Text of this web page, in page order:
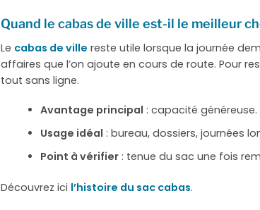
Quand le cabas de ville est-il le meilleur
Le cabas de ville reste utile lorsque la journée
affaires que l’on ajoute en cours de route. Pour
tout sans ligne.
Avantage principal : capacité généreuse.
Usage idéal : bureau, dossiers, journées
Point à vérifier : tenue du sac une fois
Découvrez ici l’histoire du sac cabas.